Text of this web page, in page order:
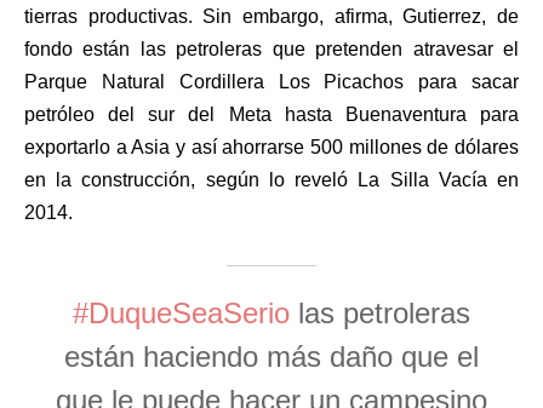
tierras productivas. Sin embargo, afirma, Gutierrez, de
fondo están las petroleras que pretenden atravesar el
Parque Natural Cordillera Los Picachos para sacar
petróleo del sur del Meta hasta Buenaventura para
exportarlo a Asia y así ahorrarse 500 millones de dólares
en la construcción, según lo reveló La Silla Vacía en
2014.
#DuqueSeaSerio las petroleras
están haciendo más daño que el
que le puede hacer un campesino